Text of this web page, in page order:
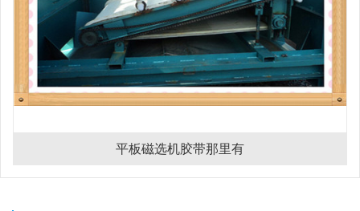
平板磁选机胶带那里有